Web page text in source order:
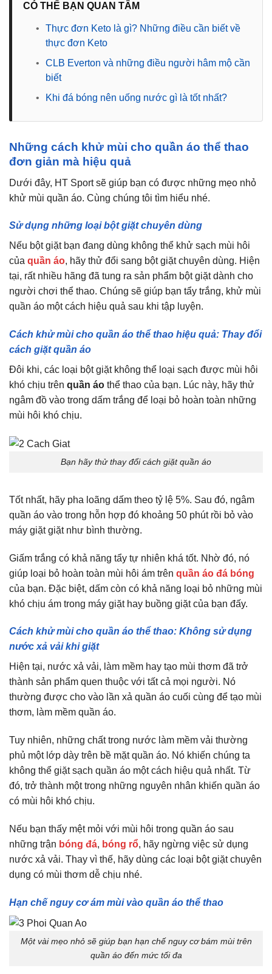
CÓ THỂ BẠN QUAN TÂM
•
Thực đơn Keto là gì? Những điều cần biết về
thực đơn Keto
•
CLB Everton và những điều người hâm mộ cần
biết
•
Khi đá bóng nên uống nước gì là tốt nhất?
Những cách khử mùi cho quần áo thể thao
đơn giản mà hiệu quả
Dưới đây, HT Sport sẽ giúp bạn có được những mẹo nhỏ
khử mùi quần áo. Cùng chúng tôi tìm hiểu nhé.
Sử dụng những loại bột giặt chuyên dùng
Nếu bột giặt bạn đang dùng không thể khử sạch mùi hôi
của quần áo, hãy thử đổi sang bột giặt chuyên dùng. Hiện
tại, rất nhiều hãng đã tung ra sản phẩm bột giặt dành cho
người chơi thể thao. Chúng sẽ giúp bạn tẩy trắng, khử mùi
quần áo một cách hiệu quả sau khi tập luyện.
Cách khử mùi cho quần áo thể thao hiệu quả: Thay đổi
cách giặt quần áo
Đôi khi, các loại bột giặt không thể loại sạch được mùi hôi
khó chịu trên quần áo thể thao của bạn. Lúc này, hãy thử
ngâm đồ vào trong dấm trắng để loại bỏ hoàn toàn những
mùi hôi khó chịu.
Bạn hãy thử thay đổi cách giặt quần áo
Tốt nhất, hãy pha loãng dấm theo tỷ lệ 5%. Sau đó, ngâm
quần áo vào trong hỗn hợp đó khoảng 50 phút rồi bỏ vào
máy giặt giặt như bình thường.
Giấm trắng có khả năng tẩy tự nhiên khá tốt. Nhờ đó, nó
giúp loại bỏ hoàn toàn mùi hôi ám trên quần áo đá bóng
của bạn. Đặc biệt, dấm còn có khả năng loại bỏ những mùi
khó chịu ám trong máy giặt hay buồng giặt của bạn đấy.
Cách khử mùi cho quần áo thể thao: Không sử dụng
nước xả vải khi giặt
Hiện tại, nước xả vải, làm mềm hay tạo mùi thơm đã trở
thành sản phẩm quen thuộc với tất cả mọi người. Nó
thường được cho vào lần xả quần áo cuối cùng để tạo mùi
thơm, làm mềm quần áo.
Tuy nhiên, những chất trong nước làm mềm vải thường
phủ một lớp dày trên bề mặt quần áo. Nó khiến chúng ta
không thể giặt sạch quần áo một cách hiệu quả nhất. Từ
đó, trở thành một trong những nguyên nhân khiến quần áo
có mùi hôi khó chịu.
Nếu bạn thấy mệt mỏi với mùi hôi trong quần áo sau
những trận bóng đá, bóng rổ, hãy ngừng việc sử dụng
nước xả vải. Thay vì thế, hãy dùng các loại bột giặt chuyên
dụng có mùi thơm dễ chịu nhé.
Hạn chế nguy cơ ám mùi vào quần áo thể thao
Một vài mẹo nhỏ sẽ giúp bạn hạn chế nguy cơ bám mùi trên
quần áo đến mức tối đa